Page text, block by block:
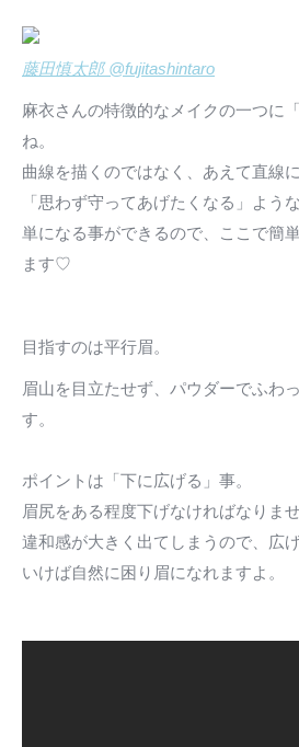
藤田慎太郎 @fujitashintaro
麻衣さんの特徴的なメイクの一つに
ね。
曲線を描くのではなく、あえて直線
「思わず守ってあげたくなる」よう
単になる事ができるので、ここで簡
ます♡
目指すのは平行眉。
眉山を目立たせず、パウダーでふわ
す。
ポイントは「下に広げる」事。
眉尻をある程度下げなければなりま
違和感が大きく出てしまうので、広
いけば自然に困り眉になれますよ。